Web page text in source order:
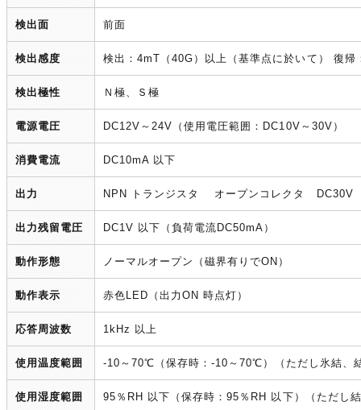
検出面 前面
検出感度 検出：4mT（40G）以上（基準点に於いて） 復
検出極性 Ｎ極、Ｓ極
電源電圧 DC12V～24V（使用電圧範囲：DC10V～30V）
消費電流 DC10mA 以下
出力 NPN トランジスタ オープンコレクタ DC30V
出力残留電圧 DC1V 以下（負荷電流DC50mA）
動作形態 ノーマルオープン（磁界有りでON）
動作表示 赤色LED（出力ON 時点灯）
応答周波数 1kHz 以上
使用温度範囲 -10～70℃（保存時：-10～70℃）（ただし氷結、
使用湿度範囲 95％RH 以下（保存時：95％RH 以下）（ただし